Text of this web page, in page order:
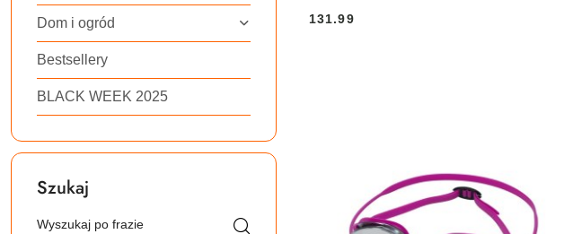
Dom i ogród
Bestsellery
BLACK WEEK 2025
Szukaj
Cena:
131.99